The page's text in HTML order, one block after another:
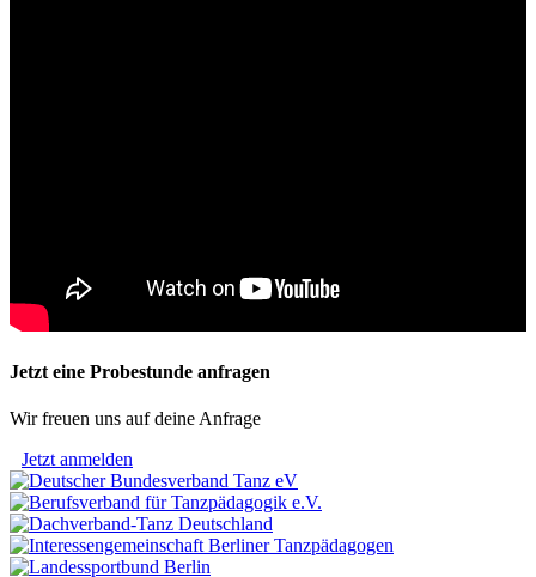
Jetzt eine Probestunde anfragen
Wir freuen uns auf deine Anfrage
Jetzt anmelden